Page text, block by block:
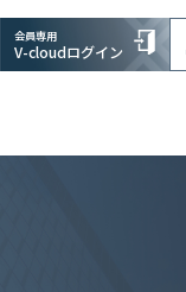
会員専用
V-cloudログイン